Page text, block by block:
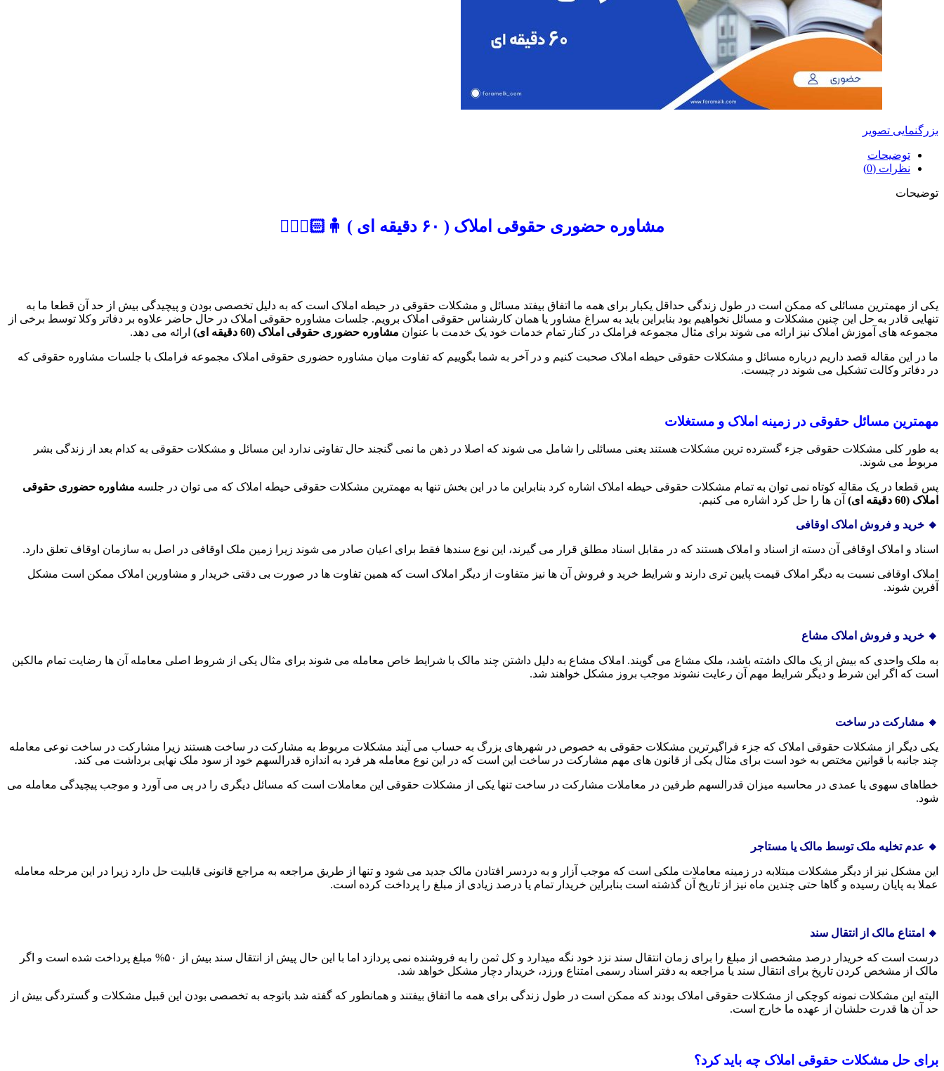
بزرگنمایی تصویر
توضیحات
نظرات (0)
توضیحات
مشاوره حضوری حقوقی املاک ( ۶۰ دقیقه ای ) 🧍🏻🧍🏻‍♂️
یکی از مهمترین مسائلی که ممکن است در طول زندگی حداقل یکبار برای همه ما اتفاق بیفتد مسائل و مشکلات حقوقی در حیطه املاک است که به دلیل تخصصی بودن و پیچیدگی بیش از حد آن قطعا ما به
تنهایی قادر به حل این چنین مشکلات و مسائل نخواهیم بود بنابراین باید به سراغ مشاور یا همان کارشناس حقوقی املاک برویم. جلسات مشاوره حقوقی املاک در حال حاضر علاوه بر دفاتر وکلا توسط برخی از
مجموعه های آموزش املاک نیز ارائه می شوند برای مثال مجموعه فراملک در کنار تمام خدمات خود یک خدمت با عنوان مشاوره حضوری حقوقی املاک (60 دقیقه ای) ارائه می دهد.
ما در این مقاله قصد داریم درباره مسائل و مشکلات حقوقی حیطه املاک صحبت کنیم و در آخر به شما بگوییم که تفاوت میان مشاوره حضوری حقوقی املاک مجموعه فراملک با جلسات مشاوره حقوقی که
در دفاتر وکالت تشکیل می شوند در چیست.
مهمترین مسائل حقوقی در زمینه املاک و مستغلات
به طور کلی مشکلات حقوقی جزء گسترده ترین مشکلات هستند یعنی مسائلی را شامل می شوند که اصلا در ذهن ما نمی گنجند حال تفاوتی ندارد این مسائل و مشکلات حقوقی به کدام بعد از زندگی بشر
مربوط می شوند.
پس قطعا در یک مقاله کوتاه نمی توان به تمام مشکلات حقوقی حیطه املاک اشاره کرد بنابراین ما در این بخش تنها به مهمترین مشکلات حقوقی حیطه املاک که می توان در جلسه مشاوره حضوری حقوقی
املاک (60 دقیقه ای) آن ها را حل کرد اشاره می کنیم.
🔸 خرید و فروش املاک اوقافی
اسناد و املاک اوقافی آن دسته از اسناد و املاک هستند که در مقابل اسناد مطلق قرار می گیرند، این نوع سندها فقط برای اعیان صادر می شوند زیرا زمین ملک اوقافی در اصل به سازمان اوقاف تعلق دارد.
املاک اوقافی نسبت به دیگر املاک قیمت پایین تری دارند و شرایط خرید و فروش آن ها نیز متفاوت از دیگر املاک است که همین تفاوت ها در صورت بی دقتی خریدار و مشاورین املاک ممکن است مشکل
آفرین شوند.
🔸 خرید و فروش املاک مشاع
به ملک واحدی که بیش از یک مالک داشته باشد، ملک مشاع می گویند. املاک مشاع به دلیل داشتن چند مالک با شرایط خاص معامله می شوند برای مثال یکی از شروط اصلی معامله آن ها رضایت تمام مالکین
است که اگر این شرط و دیگر شرایط مهم آن رعایت نشوند موجب بروز مشکل خواهند شد.
🔸 مشارکت در ساخت
یکی دیگر از مشکلات حقوقی املاک که جزء فراگیرترین مشکلات حقوقی به خصوص در شهرهای بزرگ به حساب می آیند مشکلات مربوط به مشارکت در ساخت هستند زیرا مشارکت در ساخت نوعی معامله
چند جانبه با قوانین مختص به خود است برای مثال یکی از قانون های مهم مشارکت در ساخت این است که در این نوع معامله هر فرد به اندازه قدرالسهم خود از سود ملک نهایی برداشت می کند.
خطاهای سهوی یا عمدی در محاسبه میزان قدرالسهم طرفین در معاملات مشارکت در ساخت تنها یکی از مشکلات حقوقی این معاملات است که مسائل دیگری را در پی می آورد و موجب پیچیدگی معامله می
شود.
🔸 عدم تخلیه ملک توسط مالک یا مستاجر
این مشکل نیز از دیگر مشکلات مبتلابه در زمینه معاملات ملکی است که موجب آزار و به دردسر افتادن مالک جدید می شود و تنها از طریق مراجعه به مراجع قانونی قابلیت حل دارد زیرا در این مرحله معامله
عملا به پایان رسیده و گاها حتی چندین ماه نیز از تاریخ آن گذشته است بنابراین خریدار تمام یا درصد زیادی از مبلغ را پرداخت کرده است.
🔸 امتناع مالک از انتقال سند
درست است که خریدار درصد مشخصی از مبلغ را برای زمان انتقال سند نزد خود نگه میدارد و کل ثمن را به فروشنده نمی پردازد اما با این حال پیش از انتقال سند بیش از ۵۰% مبلغ پرداخت شده است و اگر
مالک از مشخص کردن تاریخ برای انتقال سند یا مراجعه به دفتر اسناد رسمی امتناع ورزد، خریدار دچار مشکل خواهد شد.
البته این مشکلات نمونه کوچکی از مشکلات حقوقی املاک بودند که ممکن است در طول زندگی برای همه ما اتفاق بیفتند و همانطور که گفته شد باتوجه به تخصصی بودن این قبیل مشکلات و گستردگی بیش از
حد آن ها قدرت حلشان از عهده ما خارج است.
برای حل مشکلات حقوقی املاک چه باید کرد؟